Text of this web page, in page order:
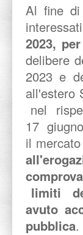
Al fine di
2023,
delibere
2023 e
nel
17
il
limiti
avuto
pubblica.